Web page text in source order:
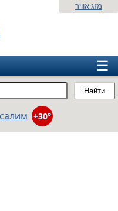
Найти
מזג אוויר
☰
+30°